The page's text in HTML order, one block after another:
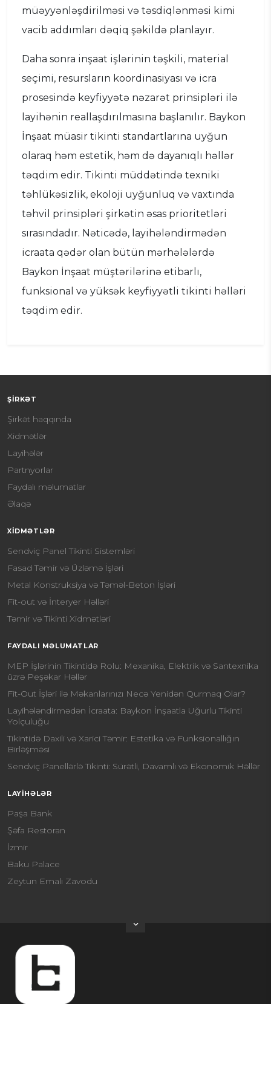
müəyyənləşdirilməsi və təsdiqlənməsi kimi
vacib addımları dəqiq şəkildə planlayır.
Daha sonra inşaat işlərinin təşkili, material
seçimi, resursların koordinasiyası və icra
prosesində keyfiyyətə nəzarət prinsipləri ilə
layihənin reallaşdırılmasına başlanılır. Baykon
İnşaat müasir tikinti standartlarına uyğun
olaraq həm estetik, həm də dayanıqlı həllər
təqdim edir. Tikinti müddətində texniki
təhlükəsizlik, ekoloji uyğunluq və vaxtında
təhvil prinsipləri şirkətin əsas prioritetləri
sırasındadır. Nəticədə, layihələndirmədən
icraata qədər olan bütün mərhələlərdə
Baykon İnşaat müştərilərinə etibarlı,
funksional və yüksək keyfiyyətli tikinti həlləri
təqdim edir.
ŞIRKƏT
Şirkət haqqında
Xidmətlər
Layihələr
Partnyorlar
Faydalı məlumatlar
Əlaqə
XIDMƏTLƏR
Sendviç Panel Tikinti Sistemləri
Fasad Təmir və Üzləmə İşləri
Metal Konstruksiya və Təməl-Beton İşləri
Fit-out və İnteryer Həlləri
Təmir və Tikinti Xidmətləri
FAYDALI MƏLUMATLAR
MEP İşlərinin Tikintidə Rolu: Mexanika, Elektrik və Santexnika
üzrə Peşəkar Həllər
Fit-Out İşləri ilə Məkanlarınızı Necə Yenidən Qurmaq Olar?
Layihələndirmədən İcraata: Baykon İnşaatla Uğurlu Tikinti
Yolçuluğu
Tikintidə Daxili və Xarici Təmir: Estetika və Funksionallığın
Birləşməsi
Sendviç Panellərlə Tikinti: Sürətli, Davamlı və Ekonomik Həllər
LAYIHƏLƏR
Paşa Bank
Şəfa Restoran
İzmir
Baku Palace
Zeytun Emalı Zavodu